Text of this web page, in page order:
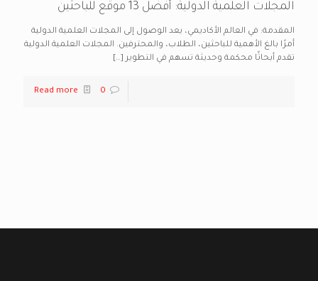
المجلات العلمية الدولية: أفضل 13 موقع للباحثين
المقدمة: في العالم الأكاديمي، يعد الوصول إلى المجلات العلمية الدولية
أمرًا بالغ الأهمية للباحثين، الطلاب، والمحترفين. المجلات العلمية الدولية
تقدم أبحاثًا محكمة وحديثة تسهم في التطوير […]
0
Read more